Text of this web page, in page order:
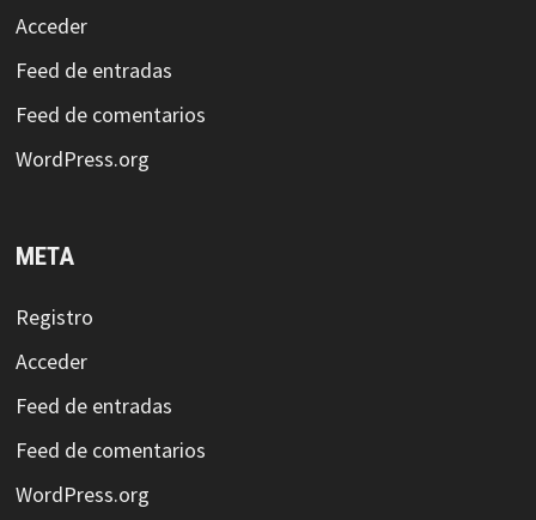
Acceder
Feed de entradas
Feed de comentarios
WordPress.org
META
Registro
Acceder
Feed de entradas
Feed de comentarios
WordPress.org